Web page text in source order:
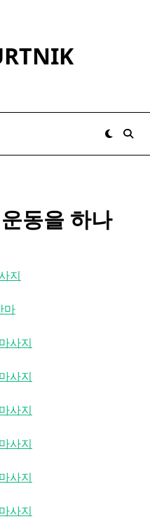
동을 하나
지
마
사지
사지
사지
사지
사지
사지